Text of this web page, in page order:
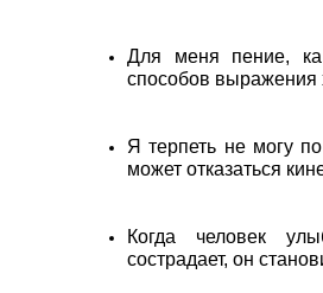
Для меня пение,
способов выражения
Я терпеть не могу
может отказаться
Когда человек
сострадает, он